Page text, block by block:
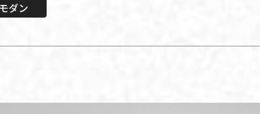
モダン